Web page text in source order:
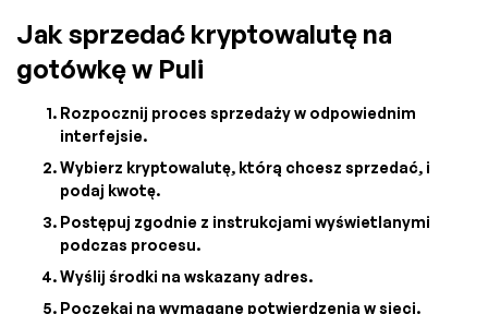
Jak sprzedać kryptowalutę na
gotówkę w Puli
Rozpocznij proces sprzedaży w odpowiednim
interfejsie.
Wybierz kryptowalutę, którą chcesz sprzedać, i
podaj kwotę.
Postępuj zgodnie z instrukcjami wyświetlanymi
podczas procesu.
Wyślij środki na wskazany adres.
Poczekaj na wymagane potwierdzenia w sieci.